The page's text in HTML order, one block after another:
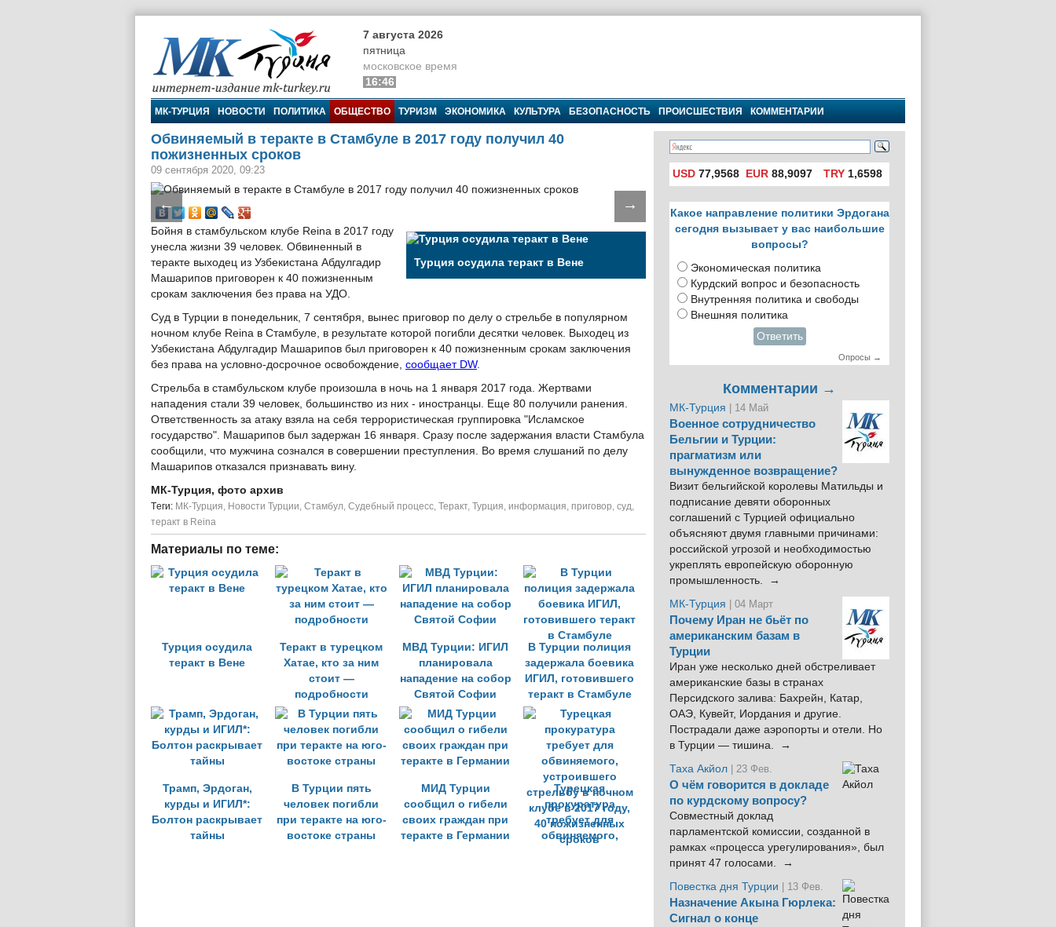
МК-Турция
7 августа 2026
пятница
московское время
16:46
МК-ТУРЦИЯ НОВОСТИ ПОЛИТИКА ОБЩЕСТВО ТУРИЗМ ЭКОНОМИКА КУЛЬТУРА БЕЗОПАСНОСТЬ ПРОИСШЕСТВИЯ КОММЕНТАРИИ
Обвиняемый в теракте в Стамбуле в 2017 году получил 40
пожизненных сроков
09 сентября 2020, 09:23
← →
Турция осудила теракт в Вене
Бойня в стамбульском клубе Reina в 2017 году
унесла жизни 39 человек. Обвиненный в
теракте выходец из Узбекистана Абдулгадир
Машарипов приговорен к 40 пожизненным
срокам заключения без права на УДО.
Суд в Турции в понедельник, 7 сентября, вынес приговор по делу о стрельбе в популярном
ночном клубе Reina в Стамбуле, в результате которой погибли десятки человек. Выходец из
Узбекистана Абдулгадир Машарипов был приговорен к 40 пожизненным срокам заключения
без права на условно-досрочное освобождение, сообщает DW.
Стрельба в стамбульском клубе произошла в ночь на 1 января 2017 года. Жертвами
нападения стали 39 человек, большинство из них - иностранцы. Еще 80 получили ранения.
Ответственность за атаку взяла на себя террористическая группировка "Исламское
государство". Машарипов был задержан 16 января. Сразу после задержания власти Стамбула
сообщили, что мужчина сознался в совершении преступления. Во время слушаний по делу
Машарипов отказался признавать вину.
МК-Турция, фото архив
Tеги: МК-Турция, Новости Турции, Стамбул, Судебный процесс, Теракт, Турция, информация, приговор, суд,
теракт в Reina
Материалы по теме:
Турция осудила
теракт в Вене
Теракт в турецком
Хатае, кто за ним
стоит —
подробности
МВД Турции: ИГИЛ
планировала
нападение на собор
Святой Софии
В Турции полиция
задержала боевика
ИГИЛ, готовившего
теракт в Стамбуле
Трамп, Эрдоган,
курды и ИГИЛ*:
Болтон раскрывает
тайны
В Турции пять
человек погибли
при теракте на юго-
востоке страны
МИД Турции
сообщил о гибели
своих граждан при
теракте в Германии
Турецкая
прокуратура
требует для
обвиняемого,
USD 77,9568 EUR 88,9097 TRY1,6598
Какое направление политики Эрдогана
сегодня вызывает у вас наибольшие
вопросы?
Экономическая политика
Курдский вопрос и безопасность
Внутренняя политика и свободы
Внешняя политика
Ответить
Опросы →
Комментарии →
МК-Турция | 14 Май
Военное сотрудничество
Бельгии и Турции:
прагматизм или
вынужденное возвращение?
Визит бельгийской королевы Матильды и
подписание девяти оборонных
соглашений с Турцией официально
объясняют двумя главными причинами:
российской угрозой и необходимостью
укреплять европейскую оборонную
промышленность. →
МК-Турция
| 04 Март
Почему Иран не бьёт по
американским базам в
Турции
Иран уже несколько дней обстреливает
американские базы в странах
Персидского залива: Бахрейн, Катар,
ОАЭ, Кувейт, Иордания и другие.
Пострадали даже аэропорты и отели. Но
в Турции — тишина. →
Таха Акйол | 23 Фев.
О чём говорится в докладе
по курдскому вопросу?
Совместный доклад
парламентской комиссии, созданной в
рамках «процесса урегулирования», был
принят 47 голосами. →
Повестка дня Турции
| 13 Фев.
Назначение Акына Гюрлека:
Сигнал о конце